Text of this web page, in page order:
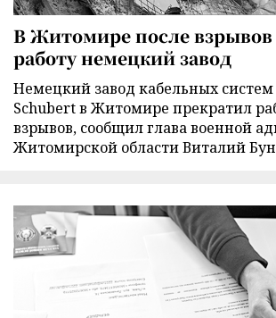
В Житомире после взрывов
работу немецкий завод
Немецкий завод кабельных
Schubert в Житомире прекратил
взрывов, сообщил глава военной
Житомирской области Виталий